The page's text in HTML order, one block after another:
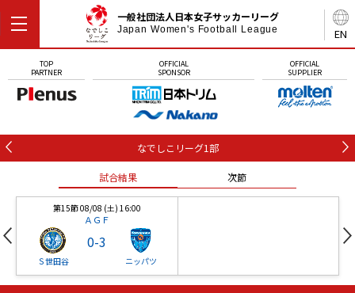
EN
一般社団法人日本女子サッカーリーグ
Japan Women's Football League
TOP
PARTNER
OFFICIAL
SPONSOR
OFFICIAL
SUPPLIER
なでしこリーグ1部
試合結果 次節
第15節 08/08 (土) 16:00
ＡＧＦ
Ｓ世田谷
0-3
ニッパツ